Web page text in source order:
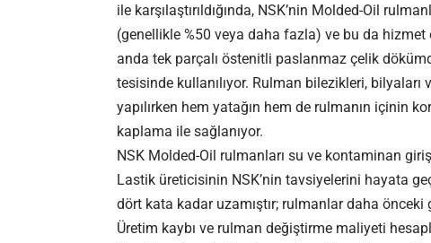
ile karşılaştırıldığında, NSK’nin Molded-Oil
(genellikle %50 veya daha fazla) ve bu da
anda tek parçalı östenitli paslanmaz çelik
tesisinde kullanılıyor. Rulman bilezikleri,
yapılırken hem yatağın hem de rulmanın içinin
kaplama ile sağlanıyor.
NSK Molded-Oil rulmanları su ve kontaminan
Lastik üreticisinin NSK’nin tavsiyelerini hayata
dört kata kadar uzamıştır; rulmanlar daha
Üretim kaybı ve rulman değiştirme maliyeti